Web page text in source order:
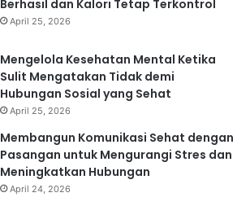
Berhasil dan Kalori Tetap Terkontrol
April 25, 2026
Mengelola Kesehatan Mental Ketika
Sulit Mengatakan Tidak demi
Hubungan Sosial yang Sehat
April 25, 2026
Membangun Komunikasi Sehat dengan
Pasangan untuk Mengurangi Stres dan
Meningkatkan Hubungan
April 24, 2026